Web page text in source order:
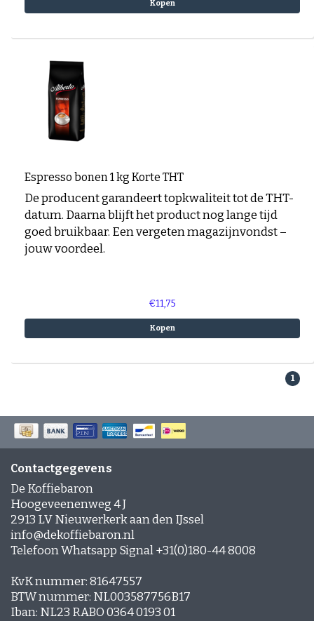
Kopen
Espresso bonen 1 kg Korte THT
De producent garandeert topkwaliteit tot de THT-
datum. Daarna blijft het product nog lange tijd
goed bruikbaar. Een vergeten magazijnvondst –
jouw voordeel.
€11,75
Kopen
1
Contactgegevens
De Koffiebaron
Hoogeveenenweg 4 J
2913 LV Nieuwerkerk aan den IJssel
info@dekoffiebaron.nl
Telefoon Whatsapp Signal +31(0)180-44 8008
KvK nummer: 81647557
BTW nummer: NL003587756B17
Iban: NL23 RABO 0364 0193 01